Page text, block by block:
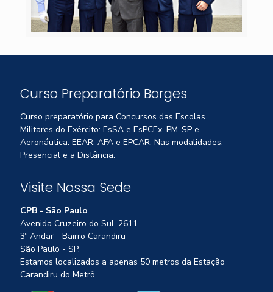
Curso Preparatório Borges
Curso preparatório para Concursos das Escolas
Militares do Exército: EsSA e EsPCEx, PM-SP e
Aeronáutica: EEAR, AFA e EPCAR. Nas modalidades:
Presencial e a Distância.
Visite Nossa Sede
CPB - São Paulo
Avenida Cruzeiro do Sul, 2611
3º Andar - Bairro Carandiru
São Paulo - SP.
Estamos localizados a apenas 50 metros da Estação
Carandiru do Metrô.